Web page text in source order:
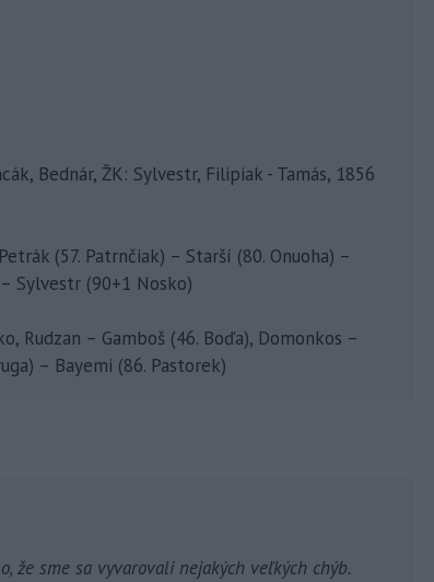
Bednár, ŽK: Sylvestr, Filipiak - Tamás, 1856
(57. Patrnčiak) – Starší (80. Onuoha) –
Sylvestr (90+1 Nosko)
Rudzan – Gamboš (46. Boďa), Domonkos –
– Bayemi (86. Pastorek)
že sme sa vyvarovali nejakých veľkých chýb.